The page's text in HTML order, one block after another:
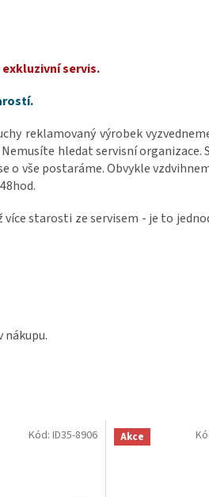
servis.
reklamovaný výrobek
hledat servisní organizace.
o vše postaráme. Obvykle
více starosti ze servisem - je to
nákupu.
Kód:ID35-8906 Akce